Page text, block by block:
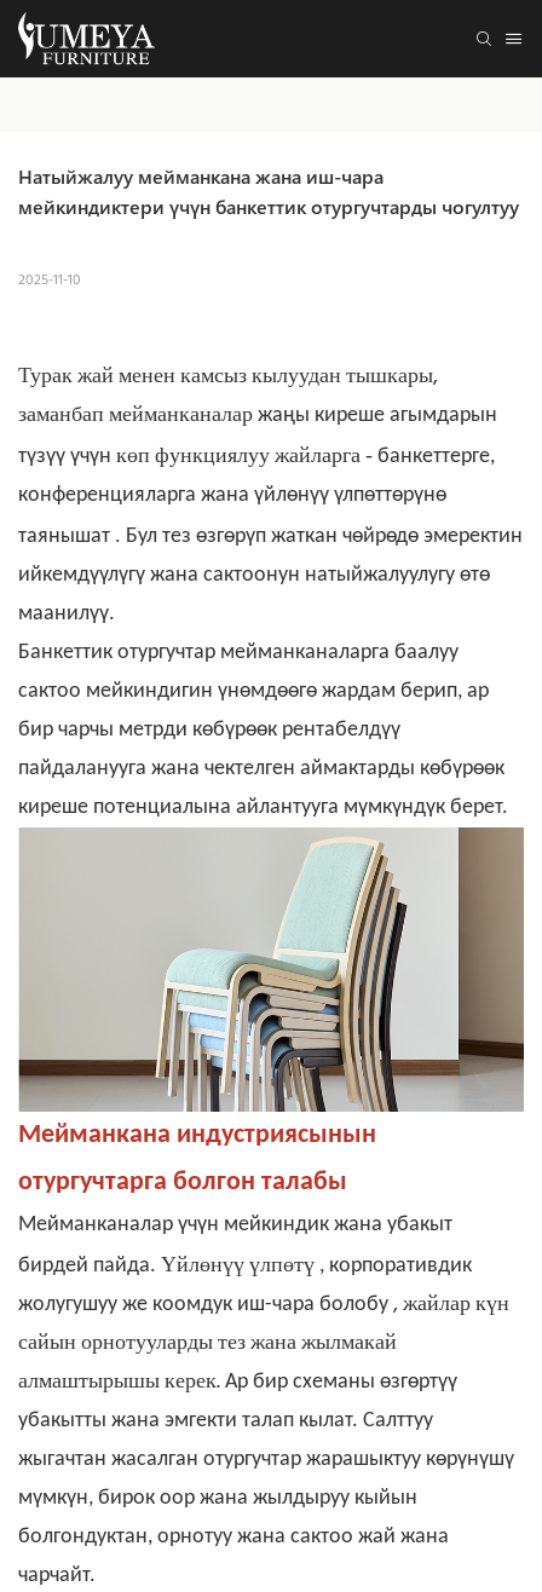
Натыйжалуу мейманкана жана иш-чара
мейкиндиктери үчүн банкеттик отургучтарды чогултуу
2025-11-10
Турак жай менен камсыз кылуудан тышкары,
заманбап мейманканалар жаңы киреше агымдарын
түзүү үчүн көп функциялуу жайларга - банкеттерге,
конференцияларга жана үйлөнүү үлпөттөрүнө
таянышат . Бул тез өзгөрүп жаткан чөйрөдө эмеректин
ийкемдүүлүгү жана сактоонун натыйжалуулугу өтө
маанилүү.
Банкеттик отургучтар мейманканаларга баалуу
сактоо мейкиндигин үнөмдөөгө жардам берип, ар
бир чарчы метрди көбүрөөк рентабелдүү
пайдаланууга жана чектелген аймактарды көбүрөөк
киреше потенциалына айлантууга мүмкүндүк берет.
Мейманкана индустриясынын
отургучтарга болгон талабы
Мейманканалар үчүн мейкиндик жана убакыт
бирдей пайда. Үйлөнүү үлпөтү , корпоративдик
жолугушуу же коомдук иш-чара болобу , жайлар күн
сайын орнотууларды тез жана жылмакай
алмаштырышы керек. Ар бир схеманы өзгөртүү
убакытты жана эмгекти талап кылат. Салттуу
жыгачтан жасалган отургучтар жарашыктуу көрүнүшү
мүмкүн, бирок оор жана жылдыруу кыйын
болгондуктан, орнотуу жана сактоо жай жана
чарчайт.